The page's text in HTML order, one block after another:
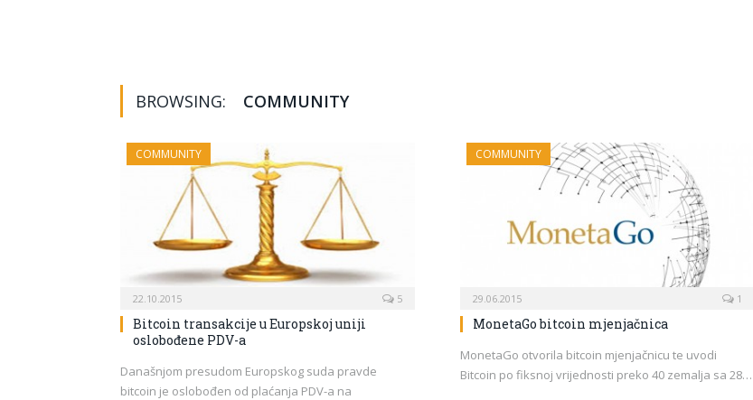
BROWSING: COMMUNITY
COMMUNITY
22.10.2015 5
Bitcoin transakcije u Europskoj uniji
oslobođene PDV-a
Današnjom presudom Europskog suda pravde
bitcoin je oslobođen od plaćanja PDV-a na
COMMUNITY
29.06.2015 1
MonetaGo bitcoin mjenjačnica
MonetaGo otvorila bitcoin mjenjačnicu te uvodi
Bitcoin po fiksnoj vrijednosti preko 40 zemalja sa 28…